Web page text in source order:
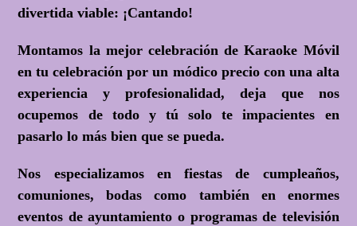
divertida viable: ¡Cantando!
Montamos la mejor celebración de Karaoke Móvil
en tu celebración por un módico precio con una alta
experiencia y profesionalidad, deja que nos
ocupemos de todo y tú solo te impacientes en
pasarlo lo más bien que se pueda.
Nos especializamos en fiestas de cumpleaños,
comuniones, bodas como también en enormes
eventos de ayuntamiento o programas de televisión